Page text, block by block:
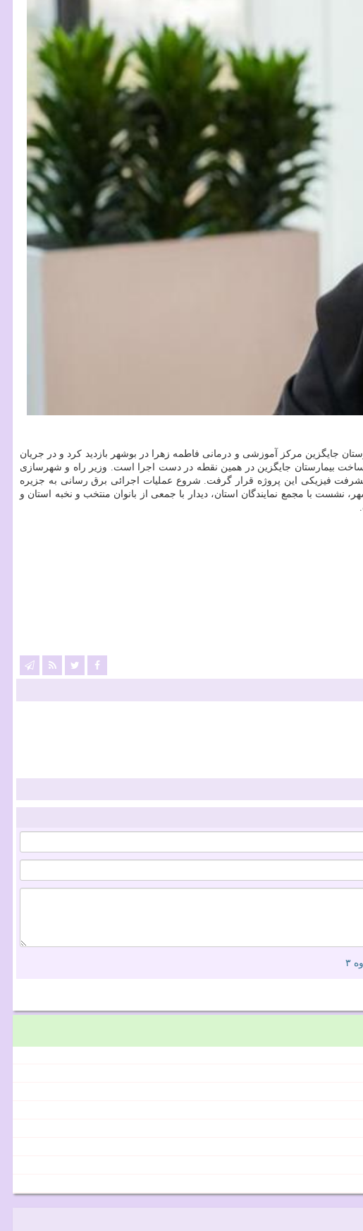
جایگزین مرکز آموزشی و درمانی فاطمه زهرا در بوشهر بازدید کرد و در جریان
بیمارستان جایگزین در همین نقطه در دست اجرا است. وزیر راه و شهرسازی
فیزیکی این پروژه قرار گرفت. شروع عملیات اجرائی برق رسانی به جزیره
نشست با مجمع نمایندگان استان، دیدار با جمعی از بانوان منتخب و نخبه استان و